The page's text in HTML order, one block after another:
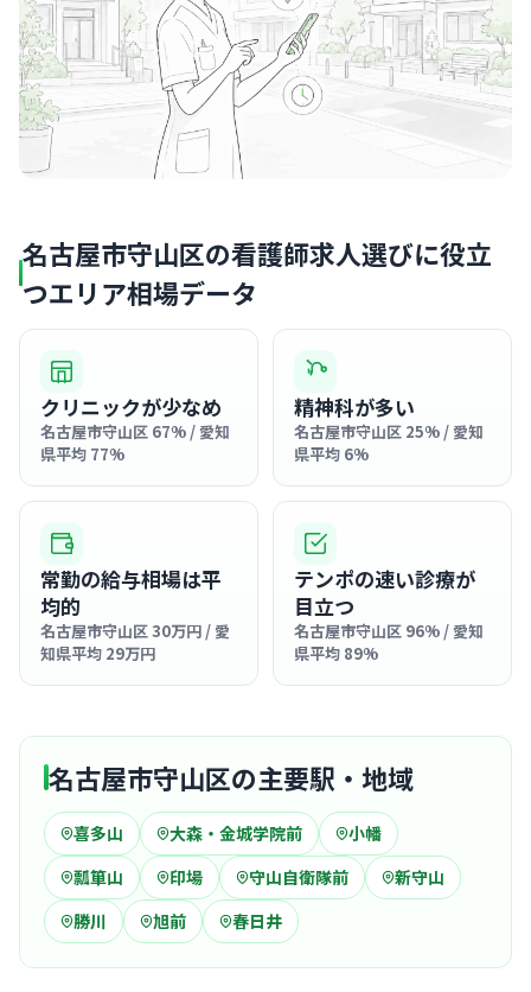
名古屋市守山区の看護師求人選びに役立
つエリア相場データ
クリニックが少なめ
名古屋市守山区 67% / 愛知
県平均 77%
精神科が多い
名古屋市守山区 25% / 愛知
県平均 6%
常勤の給与相場は平
均的
名古屋市守山区 30万円 / 愛
知県平均 29万円
テンポの速い診療が
目立つ
名古屋市守山区 96% / 愛知
県平均 89%
名古屋市守山区の主要駅・地域
喜多山 大森・金城学院前
小幡
瓢箪山
印場 守山自衛隊前
新守山
勝川
旭前 春日井